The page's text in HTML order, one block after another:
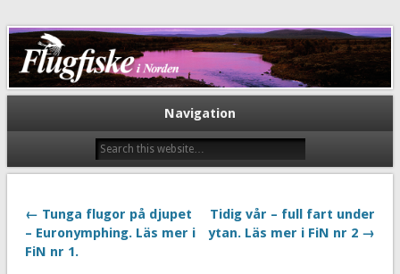
Flugfiske i Norden
Navigation
← Tunga flugor på djupet
– Euronymphing. Läs mer i
FiN nr 1.
Tidig vår – full fart under
ytan. Läs mer i FiN nr 2 →